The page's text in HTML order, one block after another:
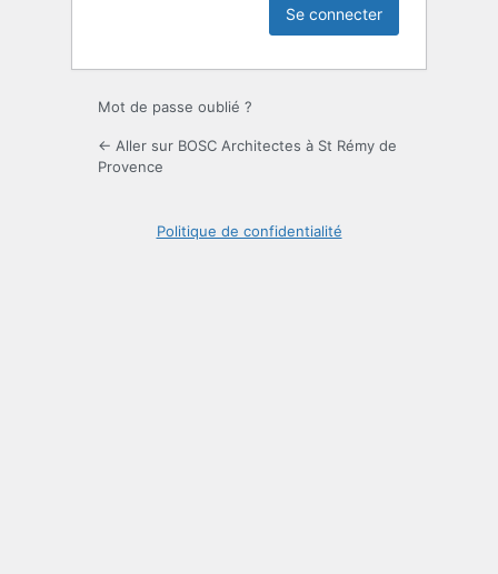
Mot de passe oublié ?
← Aller sur BOSC Architectes à St Rémy de
Provence
Politique de confidentialité